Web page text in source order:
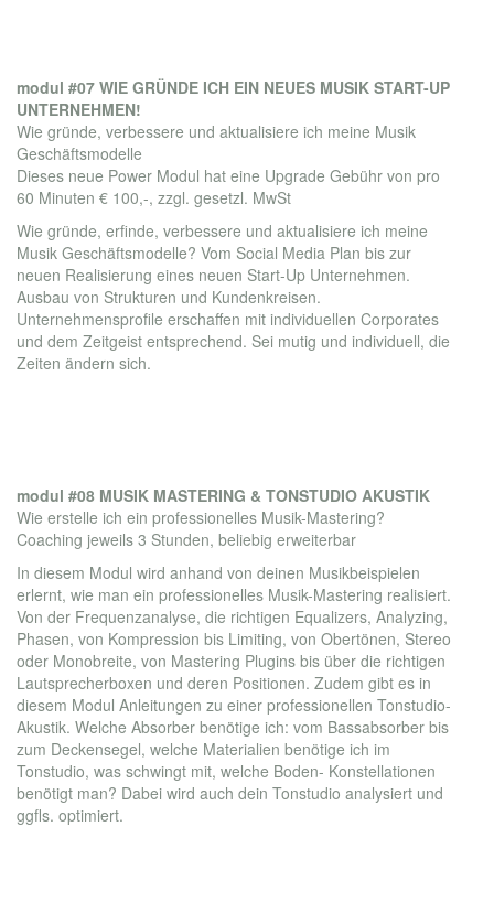
modul #07 WIE GRÜNDE ICH EIN NEUES MUSIK START-UP
UNTERNEHMEN!
Wie gründe, verbessere und aktualisiere ich meine Musik
Geschäftsmodelle
Dieses neue Power Modul hat eine Upgrade Gebühr von pro
60 Minuten € 100,-, zzgl. gesetzl. MwSt
Wie gründe, erfinde, verbessere und aktualisiere ich meine
Musik Geschäftsmodelle? Vom Social Media Plan bis zur
neuen Realisierung eines neuen Start-Up Unternehmen.
Ausbau von Strukturen und Kundenkreisen.
Unternehmensprofile erschaffen mit individuellen Corporates
und dem Zeitgeist entsprechend. Sei mutig und individuell, die
Zeiten ändern sich.
modul #08 MUSIK MASTERING & TONSTUDIO AKUSTIK
Wie erstelle ich ein professionelles Musik-Mastering?
Coaching jeweils 3 Stunden, beliebig erweiterbar
In diesem Modul wird anhand von deinen Musikbeispielen
erlernt, wie man ein professionelles Musik-Mastering realisiert.
Von der Frequenzanalyse, die richtigen Equalizers, Analyzing,
Phasen, von Kompression bis Limiting, von Obertönen, Stereo
oder Monobreite, von Mastering Plugins bis über die richtigen
Lautsprecherboxen und deren Positionen. Zudem gibt es in
diesem Modul Anleitungen zu einer professionellen Tonstudio-
Akustik. Welche Absorber benötige ich: vom Bassabsorber bis
zum Deckensegel, welche Materialien benötige ich im
Tonstudio, was schwingt mit, welche Boden- Konstellationen
benötigt man? Dabei wird auch dein Tonstudio analysiert und
ggfls. optimiert.